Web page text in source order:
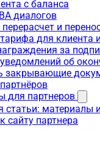
с баланса
диалогов
и
для клиента
за
об
закрывающие
для партнеров
статьи: материалы
сайту партнера